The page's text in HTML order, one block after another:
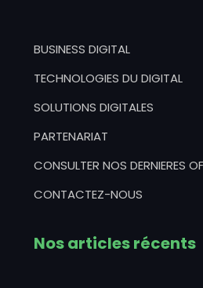
BUSINESS DIGITAL
TECHNOLOGIES DU DIGITAL
SOLUTIONS DIGITALES
PARTENARIAT
CONSULTER NOS DERNIERES
CONTACTEZ-NOUS
Nos articles récents